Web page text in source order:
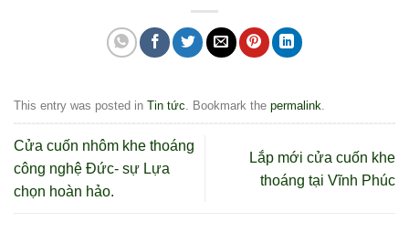
This entry was posted in Tin tức. Bookmark the permalink.
Cửa cuốn nhôm khe thoáng
công nghệ Đức- sự Lựa
chọn hoàn hảo.
Lắp mới cửa cuốn khe
thoáng tại Vĩnh Phúc